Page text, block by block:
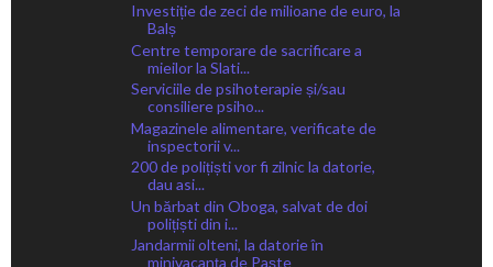
Investiție de zeci de milioane de euro, la
Balș
Centre temporare de sacrificare a
mieilor la Slati...
Serviciile de psihoterapie și/sau
consiliere psiho...
Magazinele alimentare, verificate de
inspectorii v...
200 de polițiști vor fi zilnic la datorie,
dau asi...
Un bărbat din Oboga, salvat de doi
polițiști din i...
Jandarmii olteni, la datorie în
minivacanța de Paște